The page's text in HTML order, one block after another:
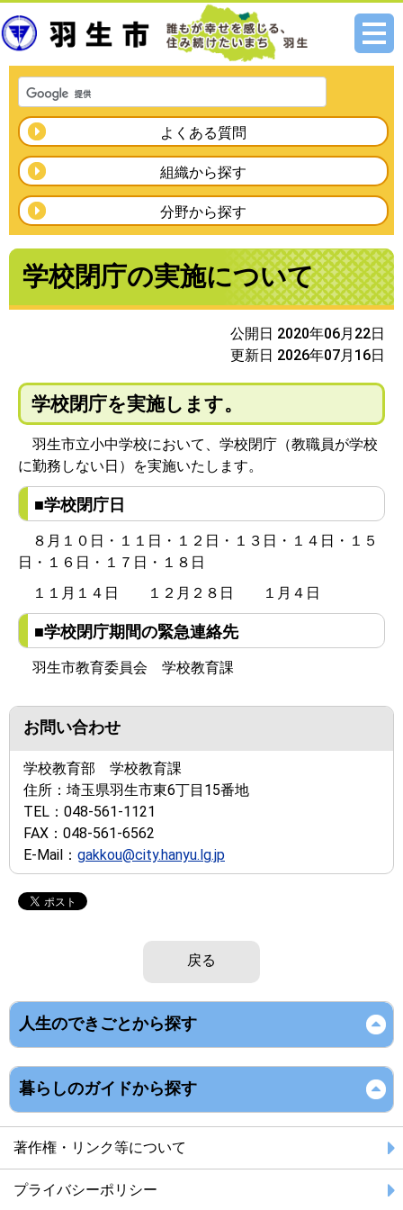
メニ
よくある質問
組織から探す
分野から探す
学校閉庁の実施について
公開日 2020年06月22日
更新日 2026年07月16日
学校閉庁を実施します。
羽生市立小中学校において、学校閉庁（教職員が学校
に勤務しない日）を実施いたします。
■学校閉庁日
８月１０日・１１日・１２日・ １３日・１４日・１５
日・１６日・１７日・１８日
１１月１４日 １２月２８日 １月４日
■学校閉庁期間の緊急連絡先
羽生市教育委員会 学校教育課
お問い合わせ
学校教育部 学校教育課
住所： 埼玉県羽生市東6丁目15番地
TEL： 048-561-1121
FAX： 048-561-6562
E-Mail： gakkou@city.hanyu.lg.jp
戻る
人生のできごとから探す
暮らしのガイドから探す
著作権・リンク等について
プライバシーポリシー